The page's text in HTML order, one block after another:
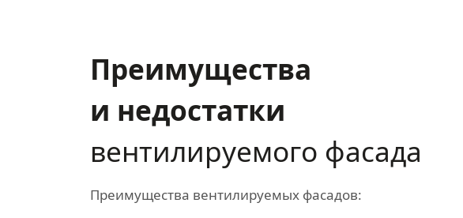
Преимущества
и недостатки
вентилируемого фасада
Преимущества вентилируемых фасадов: